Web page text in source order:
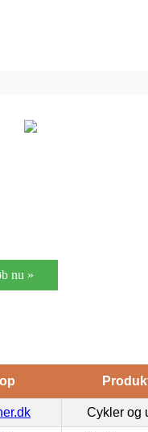
nu »
Cykler og